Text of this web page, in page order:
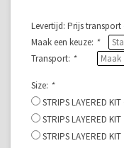
Levertijd: Prijs
Maak een keuze: *
Transport: *
Size: *
STRIPS LAYERED
STRIPS LAYERED
STRIPS LAYERED